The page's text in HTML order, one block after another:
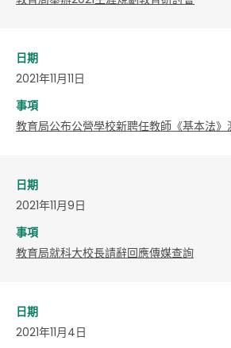
日期
2021年11月11日
事項
教育局公布公營學校新聘任教師《基本法
日期
2021年11月9日
事項
教育局就科大校長請辭回應傳媒查詢
日期
2021年11月4日